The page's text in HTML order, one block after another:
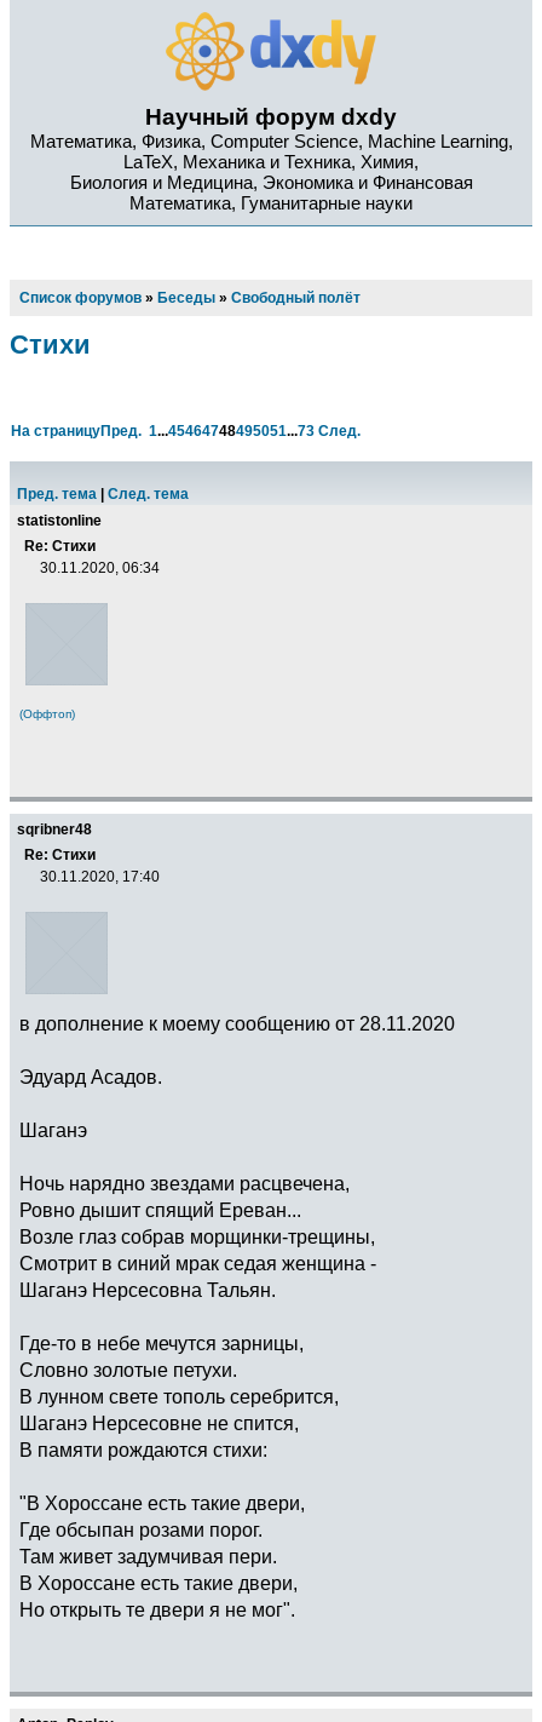
Научный форум dxdy
Математика, Физика, Computer Science, Machine Learning,
LaTeX, Механика и Техника, Химия,
Биология и Медицина, Экономика и Финансовая
Математика, Гуманитарные науки
Список форумов » Беседы » Свободный полёт
Стихи
На страницуПред. 1...45464748495051...73 След.
Пред. тема
След. тема
statistonline
Re: Стихи
30.11.2020, 06:34
(Оффтоп)
sqribner48
Re: Стихи
30.11.2020, 17:40
в дополнение к моему сообщению от 28.11.2020
Эдуард Асадов.
Шаганэ
Ночь нарядно звездами расцвечена,
Ровно дышит спящий Ереван...
Возле глаз собрав морщинки-трещины,
Смотрит в синий мрак седая женщина -
Шаганэ Нерсесовна Тальян.
Где-то в небе мечутся зарницы,
Словно золотые петухи.
В лунном свете тополь серебрится,
Шаганэ Нерсесовне не спится,
В памяти рождаются стихи:
"В Хороссане есть такие двери,
Где обсыпан розами порог.
Там живет задумчивая пери.
В Хороссане есть такие двери,
Но открыть те двери я не мог".